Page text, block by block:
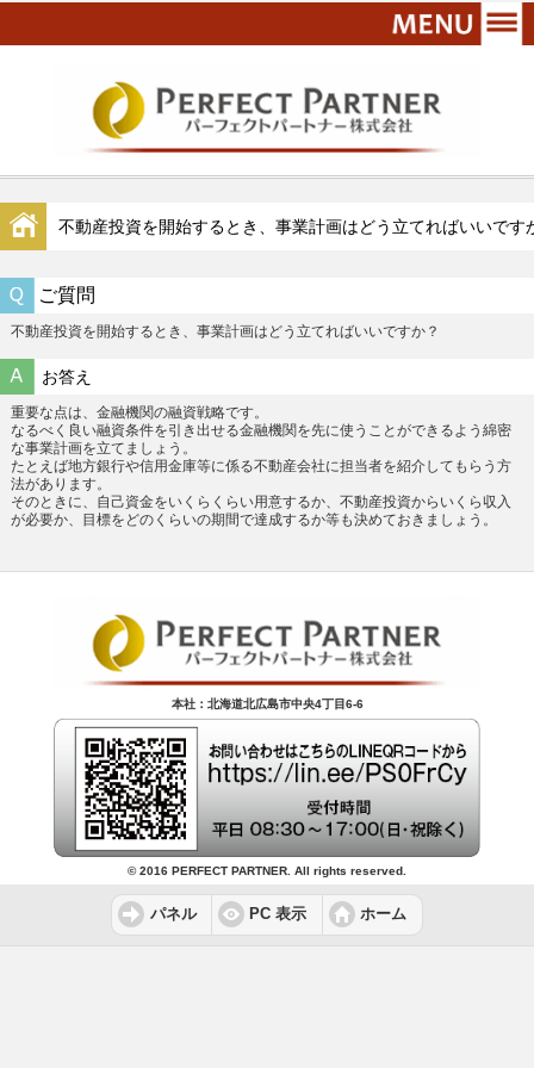
不動産投資を開始するとき、事業計画はどう立てればいいです
ご質問
不動産投資を開始するとき、事業計画はどう立てればいいですか？
お答え
重要な点は、金融機関の融資戦略です。
なるべく良い融資条件を引き出せる金融機関を先に使うことができるよう綿密
な事業計画を立てましょう。
たとえば地方銀行や信用金庫等に係る不動産会社に担当者を紹介してもらう方
法があります。
そのときに、自己資金をいくらくらい用意するか、不動産投資からいくら収入
が必要か、目標をどのくらいの期間で達成するか等も決めておきましょう。
本社：北海道北広島市中央4丁目6-6
© 2016 PERFECT PARTNER. All rights reserved.
パネル PC 表示 ホーム